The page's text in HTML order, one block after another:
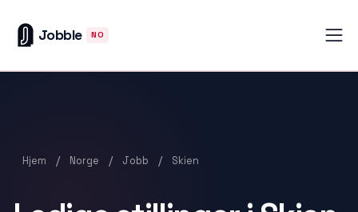
Jobble NO
Hjem / Norge / Jobb / Skien